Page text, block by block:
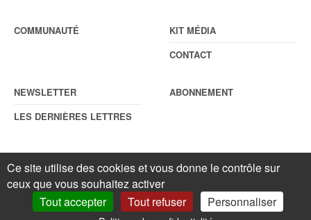
COMMUNAUTÉ
KIT MÉDIA
CONTACT
NEWSLETTER
LES DERNIÈRES LETTRES
ABONNEMENT
© ForestopicMentions légales. Reproduction interdite sans autorisation
écrite préalable.Gestionnaire de cookies
Ce site utilise des cookies et vous donne le contrôle sur
ceux que vous souhaitez activer
Tout accepter
Tout refuser Personnaliser